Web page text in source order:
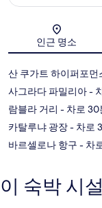
인근 명소
산 쿠가트 하이퍼포먼
사그라다 파밀리아-
람블라 거리 - 차로 30
카탈루냐 광장- 차로
바르셀로나 항구 - 차
이 숙박 시